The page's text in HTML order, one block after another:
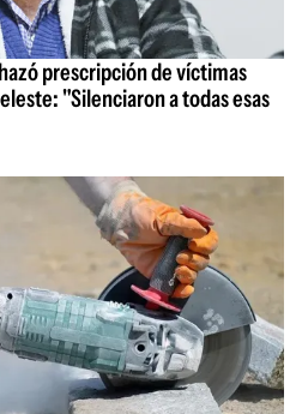
prescripción de víctimas
"Silenciaron a todas esas